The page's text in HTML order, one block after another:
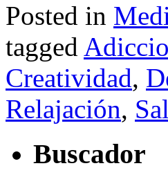
Posted in
tagged
Creatividad,
Relajación,
Buscador